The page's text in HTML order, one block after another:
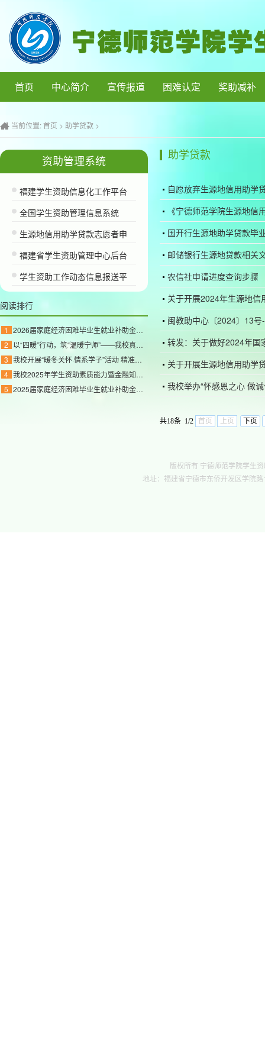
首页 中心简介 宣传报道 困难认定 奖助减补
当前位置:首页 > 助学贷款 >
助学贷款
自愿放弃生源地信用助学
《宁德师范学院生源地信
国开行生源地助学贷款毕
邮储银行生源地贷款相关
农信社申请进度查询步骤
关于开展2024年生源地信
闽教助中心〔2024〕13
转发：关于做好2024年国
关于开展生源地信用助学
我校举办“怀感恩之心 做
共18条 1/2 首页 上页 下页
资助管理系统
福建学生资助信息化工作平台
全国学生资助管理信息系统
生源地信用助学贷款志愿者申
福建省学生资助管理中心后台
学生资助工作动态信息报送平
阅读排行
1 2026届家庭经济困难毕业生就业补助金公示
2 以“四暖”行动，筑“温暖宁师”——我校真情关
3 我校开展“暖冬关怀·情系学子”活动 精准帮扶家
4 我校2025年学生资助素质能力暨金融知识竞赛校级
5 2025届家庭经济困难毕业生就业补助金公示
版权所有 宁德师范学院学生
地址：福建省宁德市东侨开发区学院